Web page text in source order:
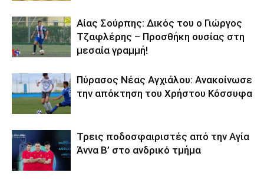
Αίας Σούρπης: Δικός του ο Γιώργος
Τζαφλέρης – Προσθήκη ουσίας στη
μεσαία γραμμή!
Πύρασος Νέας Αγχιάλου: Ανακοίνωσε
την απόκτηση του Χρήστου Κόσσυφα
Τρεις ποδοσφαιριστές από την Αγία
Άννα Β’ στο ανδρικό τμήμα